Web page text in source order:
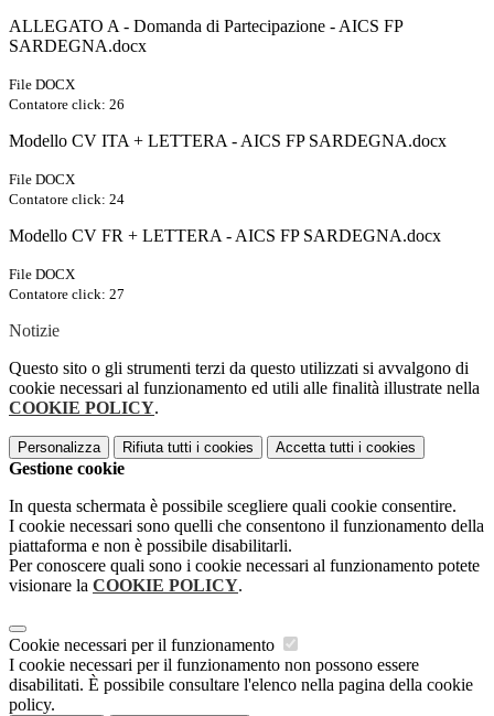
ALLEGATO A - Domanda di Partecipazione - AICS FP
SARDEGNA.docx
File DOCX
Contatore click: 26
Modello CV ITA + LETTERA - AICS FP SARDEGNA.docx
File DOCX
Contatore click: 24
Modello CV FR + LETTERA - AICS FP SARDEGNA.docx
File DOCX
Contatore click: 27
Notizie
Questo sito o gli strumenti terzi da questo utilizzati si avvalgono di
cookie necessari al funzionamento ed utili alle finalità illustrate nella
COOKIE POLICY.
Personalizza Rifiuta tutti i cookies Accetta tutti i cookies
Gestione cookie
In questa schermata è possibile scegliere quali cookie consentire.
I cookie necessari sono quelli che consentono il funzionamento della
piattaforma e non è possibile disabilitarli.
Per conoscere quali sono i cookie necessari al funzionamento potete
visionare la COOKIE POLICY.
Cookie necessari per il funzionamento
I cookie necessari per il funzionamento non possono essere
disabilitati. È possibile consultare l'elenco nella pagina della cookie
policy.